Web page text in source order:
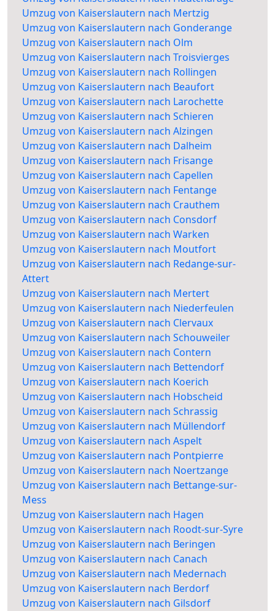
Umzug von Kaiserslautern nach Mertzig
Umzug von Kaiserslautern nach Gonderange
Umzug von Kaiserslautern nach Olm
Umzug von Kaiserslautern nach Troisvierges
Umzug von Kaiserslautern nach Rollingen
Umzug von Kaiserslautern nach Beaufort
Umzug von Kaiserslautern nach Larochette
Umzug von Kaiserslautern nach Schieren
Umzug von Kaiserslautern nach Alzingen
Umzug von Kaiserslautern nach Dalheim
Umzug von Kaiserslautern nach Frisange
Umzug von Kaiserslautern nach Capellen
Umzug von Kaiserslautern nach Fentange
Umzug von Kaiserslautern nach Crauthem
Umzug von Kaiserslautern nach Consdorf
Umzug von Kaiserslautern nach Warken
Umzug von Kaiserslautern nach Moutfort
Umzug von Kaiserslautern nach Redange-sur-
Attert
Umzug von Kaiserslautern nach Mertert
Umzug von Kaiserslautern nach Niederfeulen
Umzug von Kaiserslautern nach Clervaux
Umzug von Kaiserslautern nach Schouweiler
Umzug von Kaiserslautern nach Contern
Umzug von Kaiserslautern nach Bettendorf
Umzug von Kaiserslautern nach Koerich
Umzug von Kaiserslautern nach Hobscheid
Umzug von Kaiserslautern nach Schrassig
Umzug von Kaiserslautern nach Müllendorf
Umzug von Kaiserslautern nach Aspelt
Umzug von Kaiserslautern nach Pontpierre
Umzug von Kaiserslautern nach Noertzange
Umzug von Kaiserslautern nach Bettange-sur-
Mess
Umzug von Kaiserslautern nach Hagen
Umzug von Kaiserslautern nach Roodt-sur-Syre
Umzug von Kaiserslautern nach Beringen
Umzug von Kaiserslautern nach Canach
Umzug von Kaiserslautern nach Medernach
Umzug von Kaiserslautern nach Berdorf
Umzug von Kaiserslautern nach Gilsdorf